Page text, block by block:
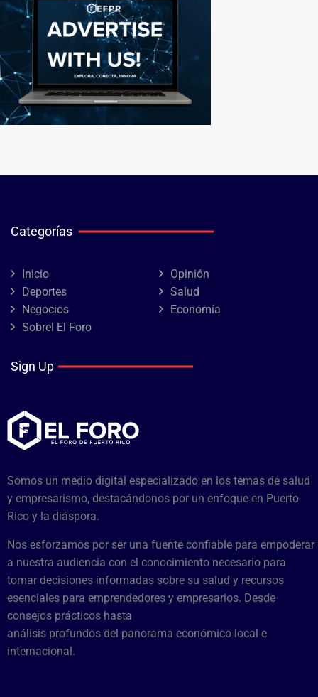
Categorías
Inicio
Opinión
Deportes
Salud
Negocios
Economía
Sobrel El Foro
Sign Up
Somos un medio digital especializado en los temas de salud
y empresarismo, destacándonos por un enfoque en Puerto
Rico y la diáspora.
Nos esforzamos por ser una fuente confiable para empoderar
a nuestra audiencia con el conocimiento necesario para
tomar decisiones informadas sobre su salud y recursos
esenciales para emprendedores y empresarios. Desde
consejos prácticos hasta
análisis profundos del panorama económico local e
internacional.